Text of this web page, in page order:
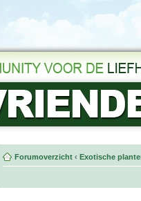
Forumoverzicht ‹ Exotische